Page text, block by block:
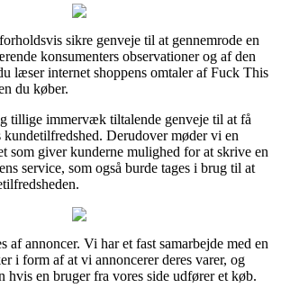
sikre genveje til at gennemrode en
konsumenters observationer og af den
læser internet shoppens omtaler af Fuck This
du køber.
tillige immervæk tiltalende genveje til at få
Derudover møder vi en
som giver kunderne mulighed for at skrive en
service, som også burde tages i brug til at
af annoncer. Vi har et fast samarbejde med en
i form af at vi annoncerer deres varer, og
hvis en bruger fra vores side udfører et køb.